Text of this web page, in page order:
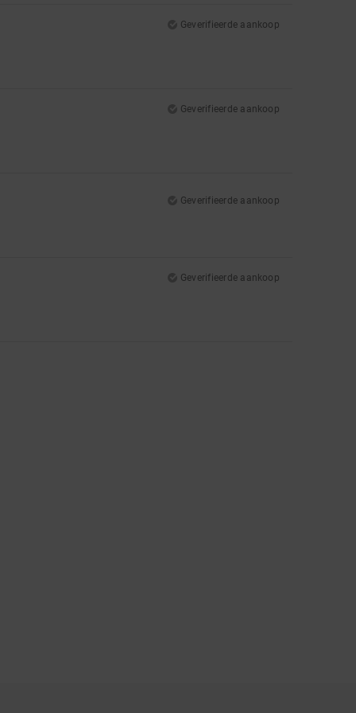
Geverifieerde aankoop
Geverifieerde aankoop
Geverifieerde aankoop
Geverifieerde aankoop